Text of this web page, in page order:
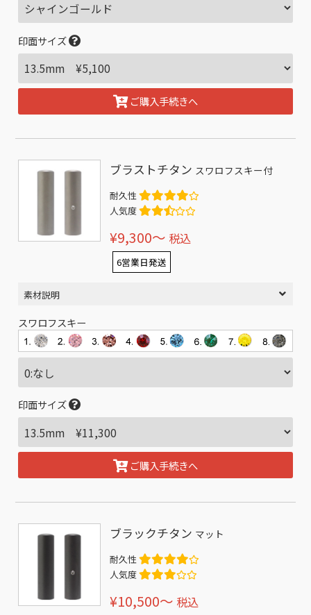
印面サイズ
ご購入手続きへ
ブラストチタン スワロフスキー付
耐久性
人気度
¥9,300〜 税込
6営業日発送
素材説明
スワロフスキー
印面サイズ
ご購入手続きへ
ブラックチタン マット
耐久性
人気度
¥10,500〜 税込